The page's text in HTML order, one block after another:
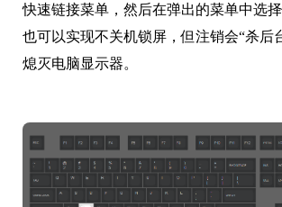
快速链接菜单，然后在弹出的菜单中选择
也可以实现不关机锁屏，但注销会“杀后
熄灭电脑显示器。